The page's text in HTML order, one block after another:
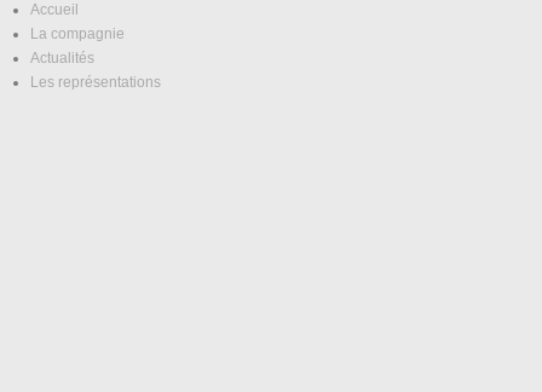
Accueil
La compagnie
Actualités
Les représentations